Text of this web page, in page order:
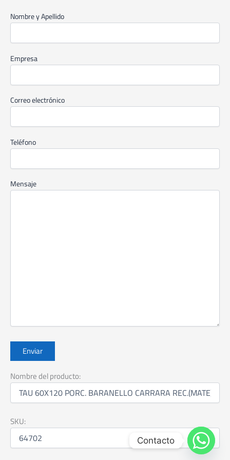
Nombre y Apellido
Empresa
Correo electrónico
Teléfono
Mensaje
Nombre del producto:
SKU:
Contacto